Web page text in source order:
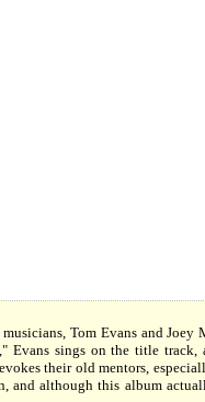
Tom Evans and
Evans sings on the title
their old mentors,
and although this album